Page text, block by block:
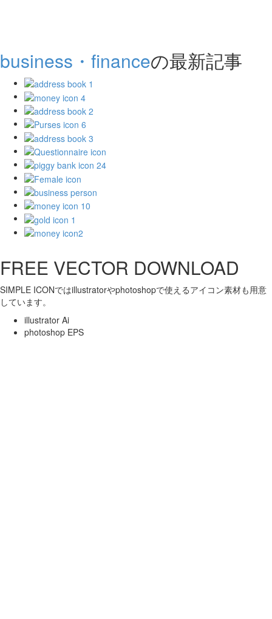
business・financeの最新記事
FREE VECTOR DOWNLOAD
SIMPLE ICONではillustratorやphotoshopで使えるアイコン素材も用意
しています。
illustrator Ai
photoshop EPS